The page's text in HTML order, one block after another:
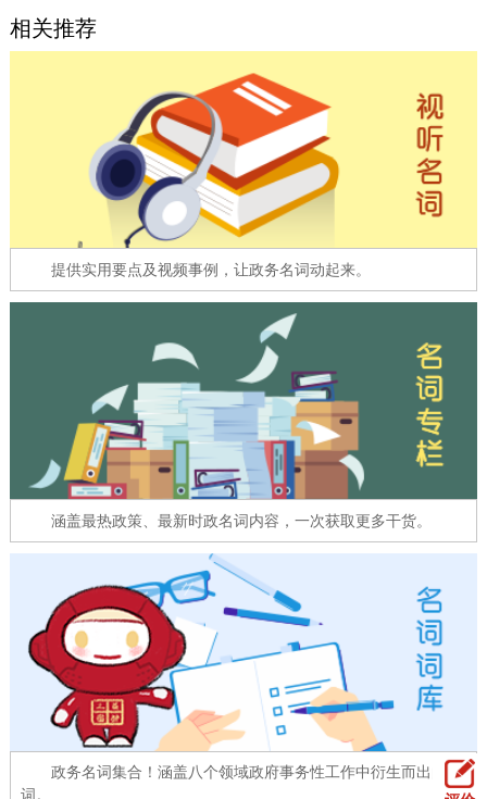
便民服务
阳光政务
政民互动
12345网上接诉即办 我要咨询 我要建议
参与调查 在线访谈
十六区概览 人文北京
绿色北京 图说北京 视频北京
多语种
ENGLISH 한국어 日本語
DEUTSCH FRANÇAIS РУССКИЙ ЯЗЫК
ESPAÑOL PORTUGUÊS
ITALIANO
相关推荐
提供实用要点及视频事例，让政务名词动起来。
涵盖最热政策、最新时政名词内容，一次获取更多干货。
政务名词集合！涵盖八个领域政府事务性工作中衍生而出的名
词。